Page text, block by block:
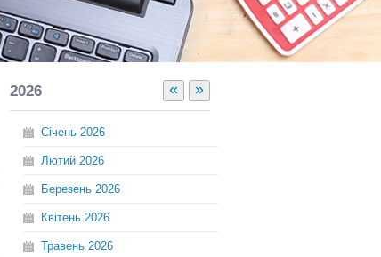
« »
2026
Січень 2026
Лютий 2026
Березень 2026
Квітень 2026
Травень 2026